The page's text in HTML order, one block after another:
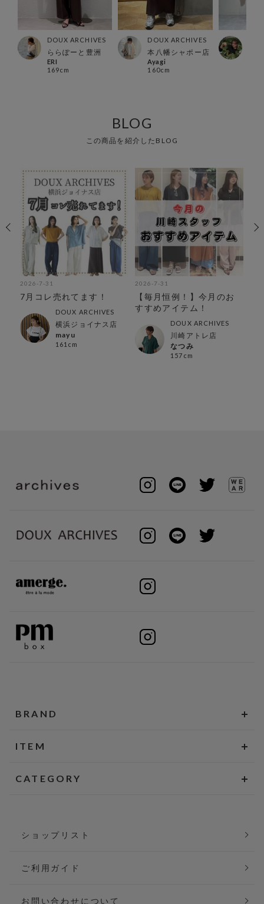
DOUX ARCHIVES
ららぽーと豊洲
ERI
169cm
DOUX ARCHIVES
本八幡シャポー店
Ayagi
160cm
BLOG
この商品を紹介したBLOG
2026-7-31
7月コレ売れてます！
DOUX ARCHIVES
横浜ジョイナス店
mayu
161cm
2026-7-31
【毎月恒例！】今月のお
すすめアイテム！
DOUX ARCHIVES
川崎アトレ店
なつみ
157cm
BRAND
ITEM
CATEGORY
ショップリスト
ご利用ガイド
お問い合わせについて